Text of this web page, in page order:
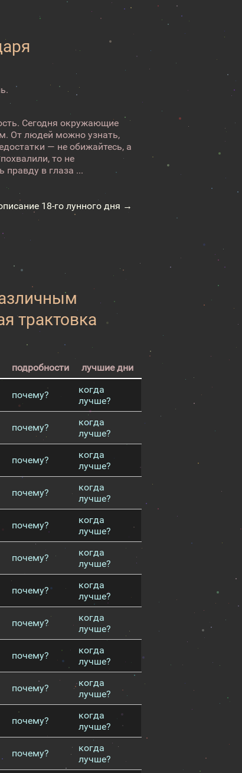
Сегодня окружающие
От людей можно узнать,
— не обижайтесь, а
то не
правду в глаза ...
18-го лунного дня →
трактовка
подробности лучшие дни
почему?
когда
лучше?
почему?
когда
лучше?
почему?
когда
лучше?
почему?
когда
лучше?
почему?
когда
лучше?
почему?
когда
лучше?
почему?
когда
лучше?
почему?
когда
лучше?
почему?
когда
лучше?
почему?
когда
лучше?
почему?
когда
лучше?
почему?
когда
лучше?